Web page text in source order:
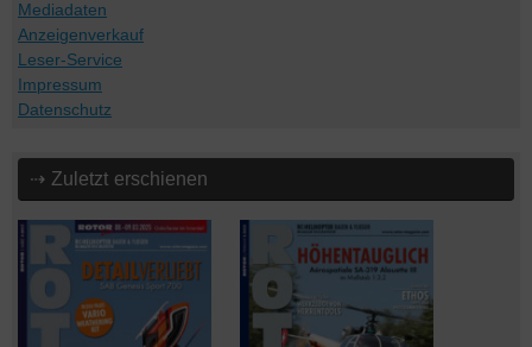
Mediadaten
Anzeigenverkauf
Leser-Service
Impressum
Datenschutz
⇢ Zuletzt erschienen